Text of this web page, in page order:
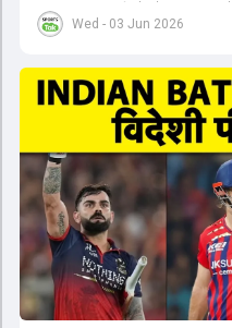
Wed - 03 Jun 2026
अपनी पुरानी गलतियों को स्वीकार
मैनेजमेंट में Mo Bobat, Andy
के तहत Bhuvneshwar Kumar,
जैसे भारतीय खिलाड़ियों को टीम में
किया। इसके अलावा, Virat Kohli
अब टीम के युवा खिलाड़ियों के साथ
Patidar के नेतृत्व में टीम का
मैनेजमेंट तक, सभी एक ही पेज पर
होता। यही कारण है कि RCB ने